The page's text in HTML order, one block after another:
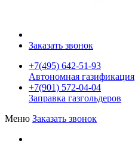
Заказать звонок
+7(495) 642-51-93
Автономная газификация
+7(901) 572-04-04
Заправка газгольдеров
Меню Заказать звонок